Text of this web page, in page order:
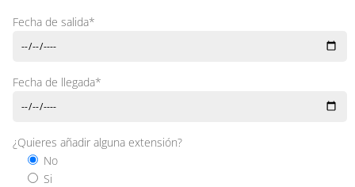
Fecha de salida*
Fecha de llegada*
¿Quieres añadir alguna extensión?
No
Si